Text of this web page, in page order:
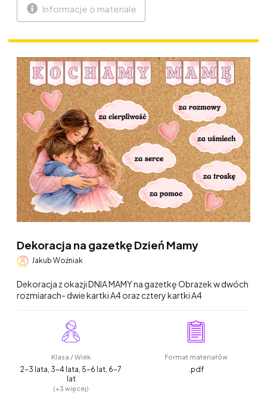
Informacje o materiale
Dekoracja na gazetkę Dzień Mamy
Jakub Woźniak
Dekoracja z okazji DNIA MAMY na gazetkę Obrazek w dwóch
rozmiarach- dwie kartki A4 oraz cztery kartki A4
Klasa / Wiek
2-3 lata, 3-4 lata, 5-6 lat, 6-7
lat
(+3 więcej)
Format materiałów
.pdf